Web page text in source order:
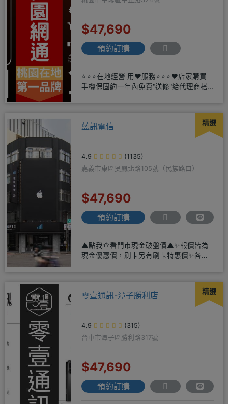
$47,690
預約訂購
⭐⭐⭐在地經營 用❤️服務⭐⭐⭐❤️店家購買
手機保固約一年內免費"送修"給代理商搭
精選
藍訊電信
4.9
(1135)
嘉義市東區吳鳳北路105號（民族路口）
$47,690
預約訂購
▲點我查看門市現金破盤價▲✨報價皆為
現金優惠價，刷卡另有刷卡特惠價✨各大
精選
零壹通訊-潭子勝利店
4.9
(315)
台中市潭子區勝利路317號
$47,690
預約訂購